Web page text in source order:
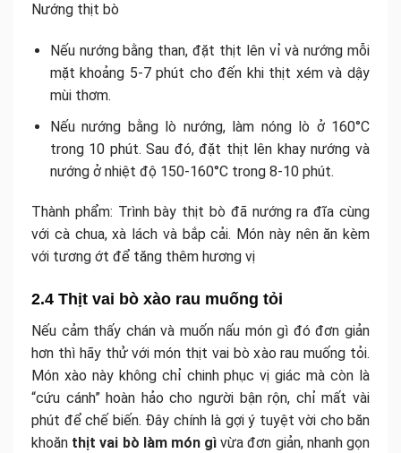
Nướng thịt bò
Nếu nướng bằng than, đặt thịt lên vỉ và nướng mỗi
mặt khoảng 5-7 phút cho đến khi thịt xém và dậy
mùi thơm.
Nếu nướng bằng lò nướng, làm nóng lò ở 160°C
trong 10 phút. Sau đó, đặt thịt lên khay nướng và
nướng ở nhiệt độ 150-160°C trong 8-10 phút.
Thành phẩm: Trình bày thịt bò đã nướng ra đĩa cùng
với cà chua, xà lách và bắp cải. Món này nên ăn kèm
với tương ớt để tăng thêm hương vị
2.4 Thịt vai bò xào rau muống tỏi
Nếu cảm thấy chán và muốn nấu món gì đó đơn giản
hơn thì hãy thử với món thịt vai bò xào rau muống tỏi.
Món xào này không chỉ chinh phục vị giác mà còn là
“cứu cánh” hoàn hảo cho người bận rộn, chỉ mất vài
phút để chế biến. Đây chính là gợi ý tuyệt vời cho băn
khoăn thịt vai bò làm món gì vừa đơn giản, nhanh gọn